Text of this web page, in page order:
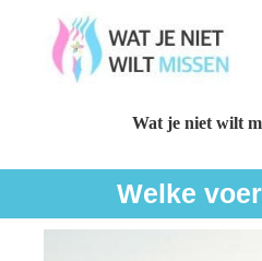
Wat je niet wilt
Welke